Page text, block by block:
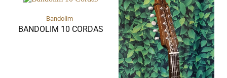
Bandolim
BANDOLIM 10 CORDAS